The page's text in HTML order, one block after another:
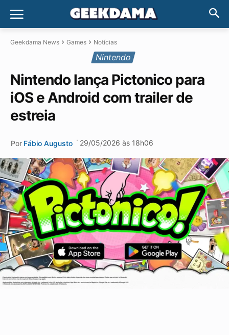
Geekdama News Games Notícias
Nintendo
Nintendo lança Pictonico para
iOS e Android com trailer de
estreia
Por Fábio Augusto · 29/05/2026 às 18h06